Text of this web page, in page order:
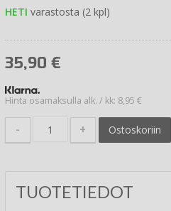
HETI varastosta (2 kpl)
35,90 €
Hinta osamaksulla alk. / kk: 8,95 €
- + Ostoskoriin
TUOTETIEDOT